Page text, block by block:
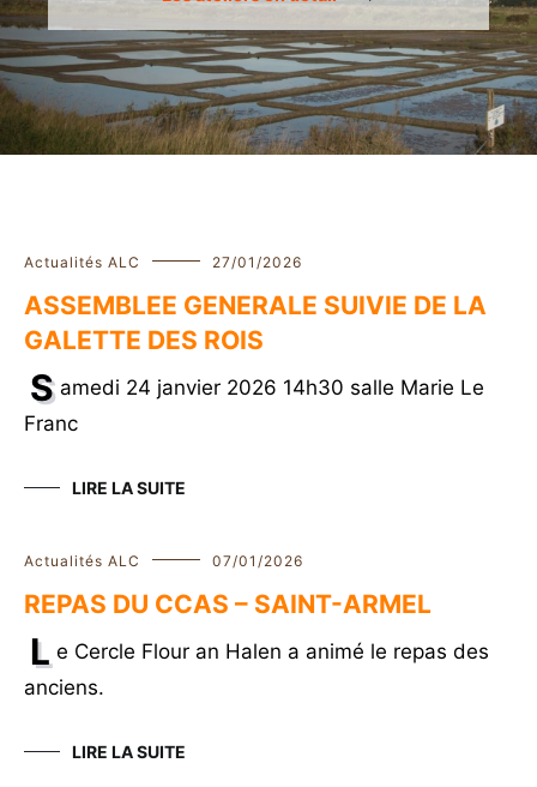
Actualités ALC 27/01/2026
ASSEMBLEE GENERALE SUIVIE DE LA
GALETTE DES ROIS
S amedi 24 janvier 2026 14h30 salle Marie Le
Franc
LIRE LA SUITE
Actualités ALC 07/01/2026
REPAS DU CCAS – SAINT-ARMEL
L e Cercle Flour an Halen a animé le repas des
anciens.
LIRE LA SUITE